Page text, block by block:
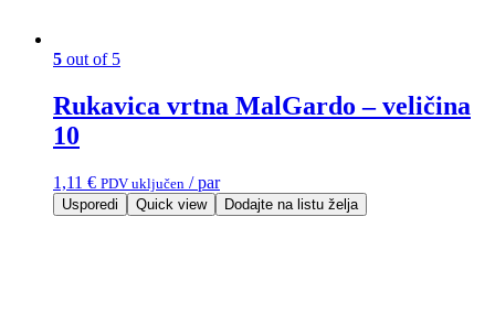
5 out of 5
Rukavica vrtna MalGardo – veličina
10
1,11 € PDV uključen / par
Usporedi Quick view Dodajte na listu želja